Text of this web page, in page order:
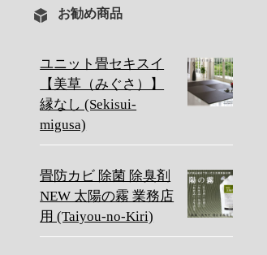
お勧め商品
ユニット畳セキスイ
【美草（みぐさ）】
縁なし (Sekisui-
migusa)
畳防カビ 除菌 除臭剤
NEW 太陽の霧 業務店
用 (Taiyou-no-Kiri)